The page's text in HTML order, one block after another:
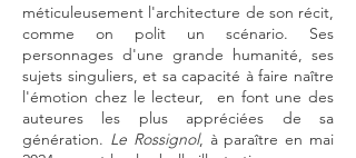
méticuleusement l'architecture de son récit,
comme on polit un scénario. Ses
personnages d'une grande humanité, ses
sujets singuliers, et sa capacité à faire naître
l'émotion chez le lecteur, en font une des
auteures les plus appréciées de sa
génération. Le Rossignol, à paraître en mai